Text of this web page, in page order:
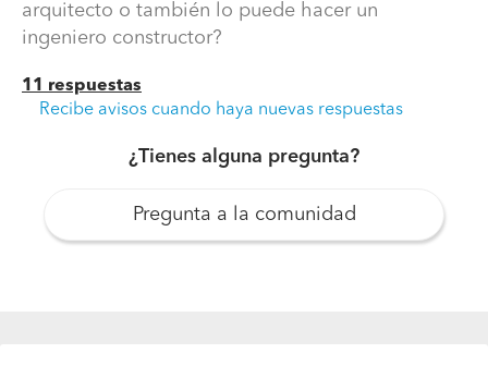
¿Quién se encarga de regularizar una propiedad?
arquitecto o también lo puede hacer un
ingeniero constructor?
11 respuestas
Recibe avisos cuando haya nuevas respuestas
¿Tienes alguna pregunta?
Pregunta a la comunidad